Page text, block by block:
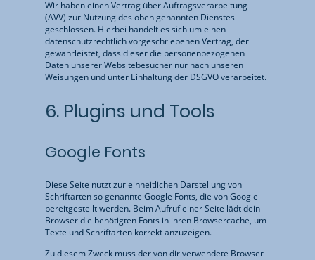
Wir haben einen Vertrag über Auftragsverarbeitung
(AVV) zur Nutzung des oben genannten Dienstes
geschlossen. Hierbei handelt es sich um einen
datenschutzrechtlich vorgeschriebenen Vertrag, der
gewährleistet, dass dieser die personenbezogenen
Daten unserer Websitebesucher nur nach unseren
Weisungen und unter Einhaltung der DSGVO verarbeitet.
6. Plugins und Tools
Google Fonts
Diese Seite nutzt zur einheitlichen Darstellung von
Schriftarten so genannte Google Fonts, die von Google
bereitgestellt werden. Beim Aufruf einer Seite lädt dein
Browser die benötigten Fonts in ihren Browsercache, um
Texte und Schriftarten korrekt anzuzeigen.
Zu diesem Zweck muss der von dir verwendete Browser